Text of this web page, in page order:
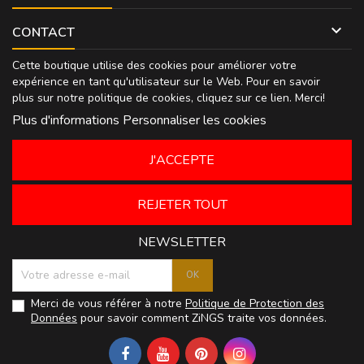
CONTACT 
Cette boutique utilise des cookies pour améliorer votre
expérience en tant qu'utilisateur sur le Web. Pour en savoir
plus sur notre politique de cookies, cliquez sur ce lien. Merci!
Plus d'informations Personnaliser les cookies
REJETER TOUT
J'ACCEPTE
NEWSLETTER
Merci de vous référer à notre Politique de Protection des
Données pour savoir comment ZiNGS traite vos données.